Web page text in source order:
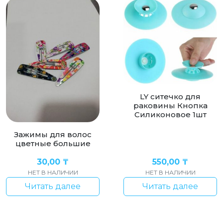
Зажимы для волос
цветные большие
30,00 ₸
НЕТ В НАЛИЧИИ
Читать далее
LY ситечко для
раковины Кнопка
Силиконовое 1шт
550,00 ₸
НЕТ В НАЛИЧИИ
Читать далее